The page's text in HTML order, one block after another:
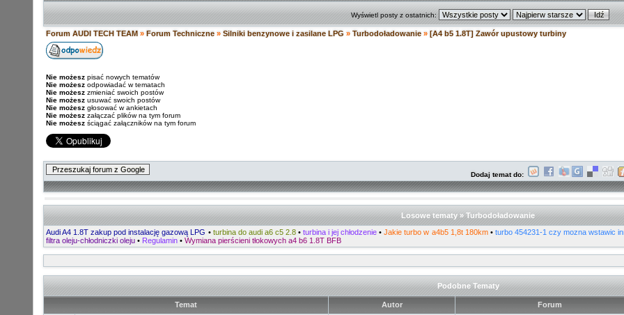
Wyświetl posty z ostatnich:
Forum AUDI TECH TEAM » Forum Techniczne » Silniki benzynowe i zasilane LPG » Turbodoładowanie » [A4 b5 1.8T] Zawór upustowy turbiny
Nie możesz pisać nowych tematów
Nie możesz odpowiadać w tematach
Nie możesz zmieniać swoich postów
Nie możesz usuwać swoich postów
Nie możesz głosować w ankietach
Nie możesz załączać plików na tym forum
Nie możesz ściągać załączników na tym forum
Dodaj temat do:
Losowe tematy » Turbodoładowanie
Audi A4 1.8T zakup pod instalację gazową LPG • turbina do audi a6 c5 2.8• turbina i jej chłodzenie •Jakie turbo w a4b5 1,8t 180km• turbo 454231-1 czy mozna wstawic
filtra oleju-chłodniczki oleju • Regulamin • Wymiana pierścieni tłokowych a4 b6 1.8T BFB
Podobne Tematy
Temat Autor Forum